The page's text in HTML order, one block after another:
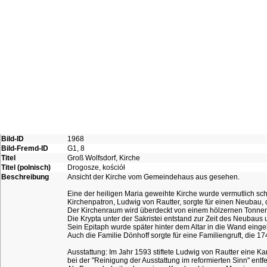
Bild-ID
1968
Bild-Fremd-ID
G1, 8
Titel
Groß Wolfsdorf, Kirche
Titel (polnisch)
Drogosze, kościół
Beschreibung
Ansicht der Kirche vom Gemeindehaus aus gesehen.
Eine der heiligen Maria geweihte Kirche wurde vermutlich
Kirchenpatron, Ludwig von Rautter, sorgte für einen
Der Kirchenraum wird überdeckt von einem hölzernen
Die Krypta unter der Sakristei entstand zur Zeit des
Sein Epitaph wurde später hinter dem Altar in die Wand
Auch die Familie Dönhoff sorgte für eine Familiengruft, die
Ausstattung: Im Jahr 1593 stiftete Ludwig von Rautter eine
bei der "Reinigung der Ausstattung im reformierten Sinn"